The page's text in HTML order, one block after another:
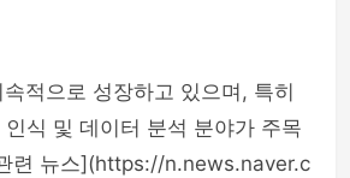
적으로 성장하고 있으며, 특히
식 및 데이터 분석 분야가 주목
련 뉴스](https://n.news.naver.c